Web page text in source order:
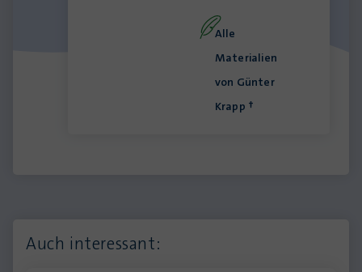
Alle
Materialien
von Günter
Krapp †
Auch interessant: